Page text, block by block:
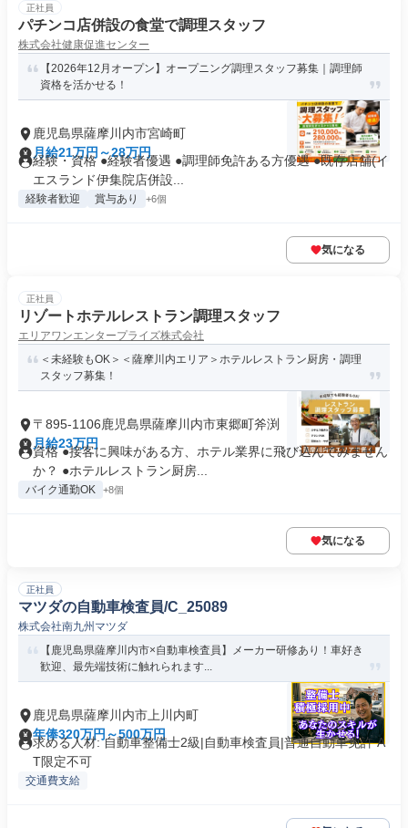
正社員
パチンコ店併設の食堂で調理スタッフ
株式会社健康促進センター
【2026年12月オープン】オープニング調理スタッフ募集｜調理師
資格を活かせる！
鹿児島県薩摩川内市宮崎町
月給21万円～28万円
経験・資格 ●経験者優遇 ●調理師免許ある方優遇 ●既存店舗(イ
エスランド伊集院店併設...
経験者歓迎 賞与あり +6個
気になる
正社員
リゾートホテルレストラン調理スタッフ
エリアワンエンタープライズ株式会社
＜未経験もOK＞＜薩摩川内エリア＞ホテルレストラン厨房・調理
スタッフ募集！
〒895-1106鹿児島県薩摩川内市東郷町斧渕
月給23万円
資格 ●接客に興味がある方、ホテル業界に飛び込んでみません
か？ ●ホテルレストラン厨房...
バイク通勤OK +8個
気になる
正社員
マツダの自動車検査員/C_25089
株式会社南九州マツダ
【鹿児島県薩摩川内市×自動車検査員】メーカー研修あり！車好き
歓迎、最先端技術に触れられます...
鹿児島県薩摩川内市上川内町
年俸320万円～500万円
求める人材: 自動車整備士2級|自動車検査員|普通自動車免許 A
T限定不可
交通費支給